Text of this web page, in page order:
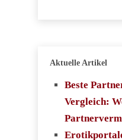
Aktuelle Artikel
Beste
Vergleich: